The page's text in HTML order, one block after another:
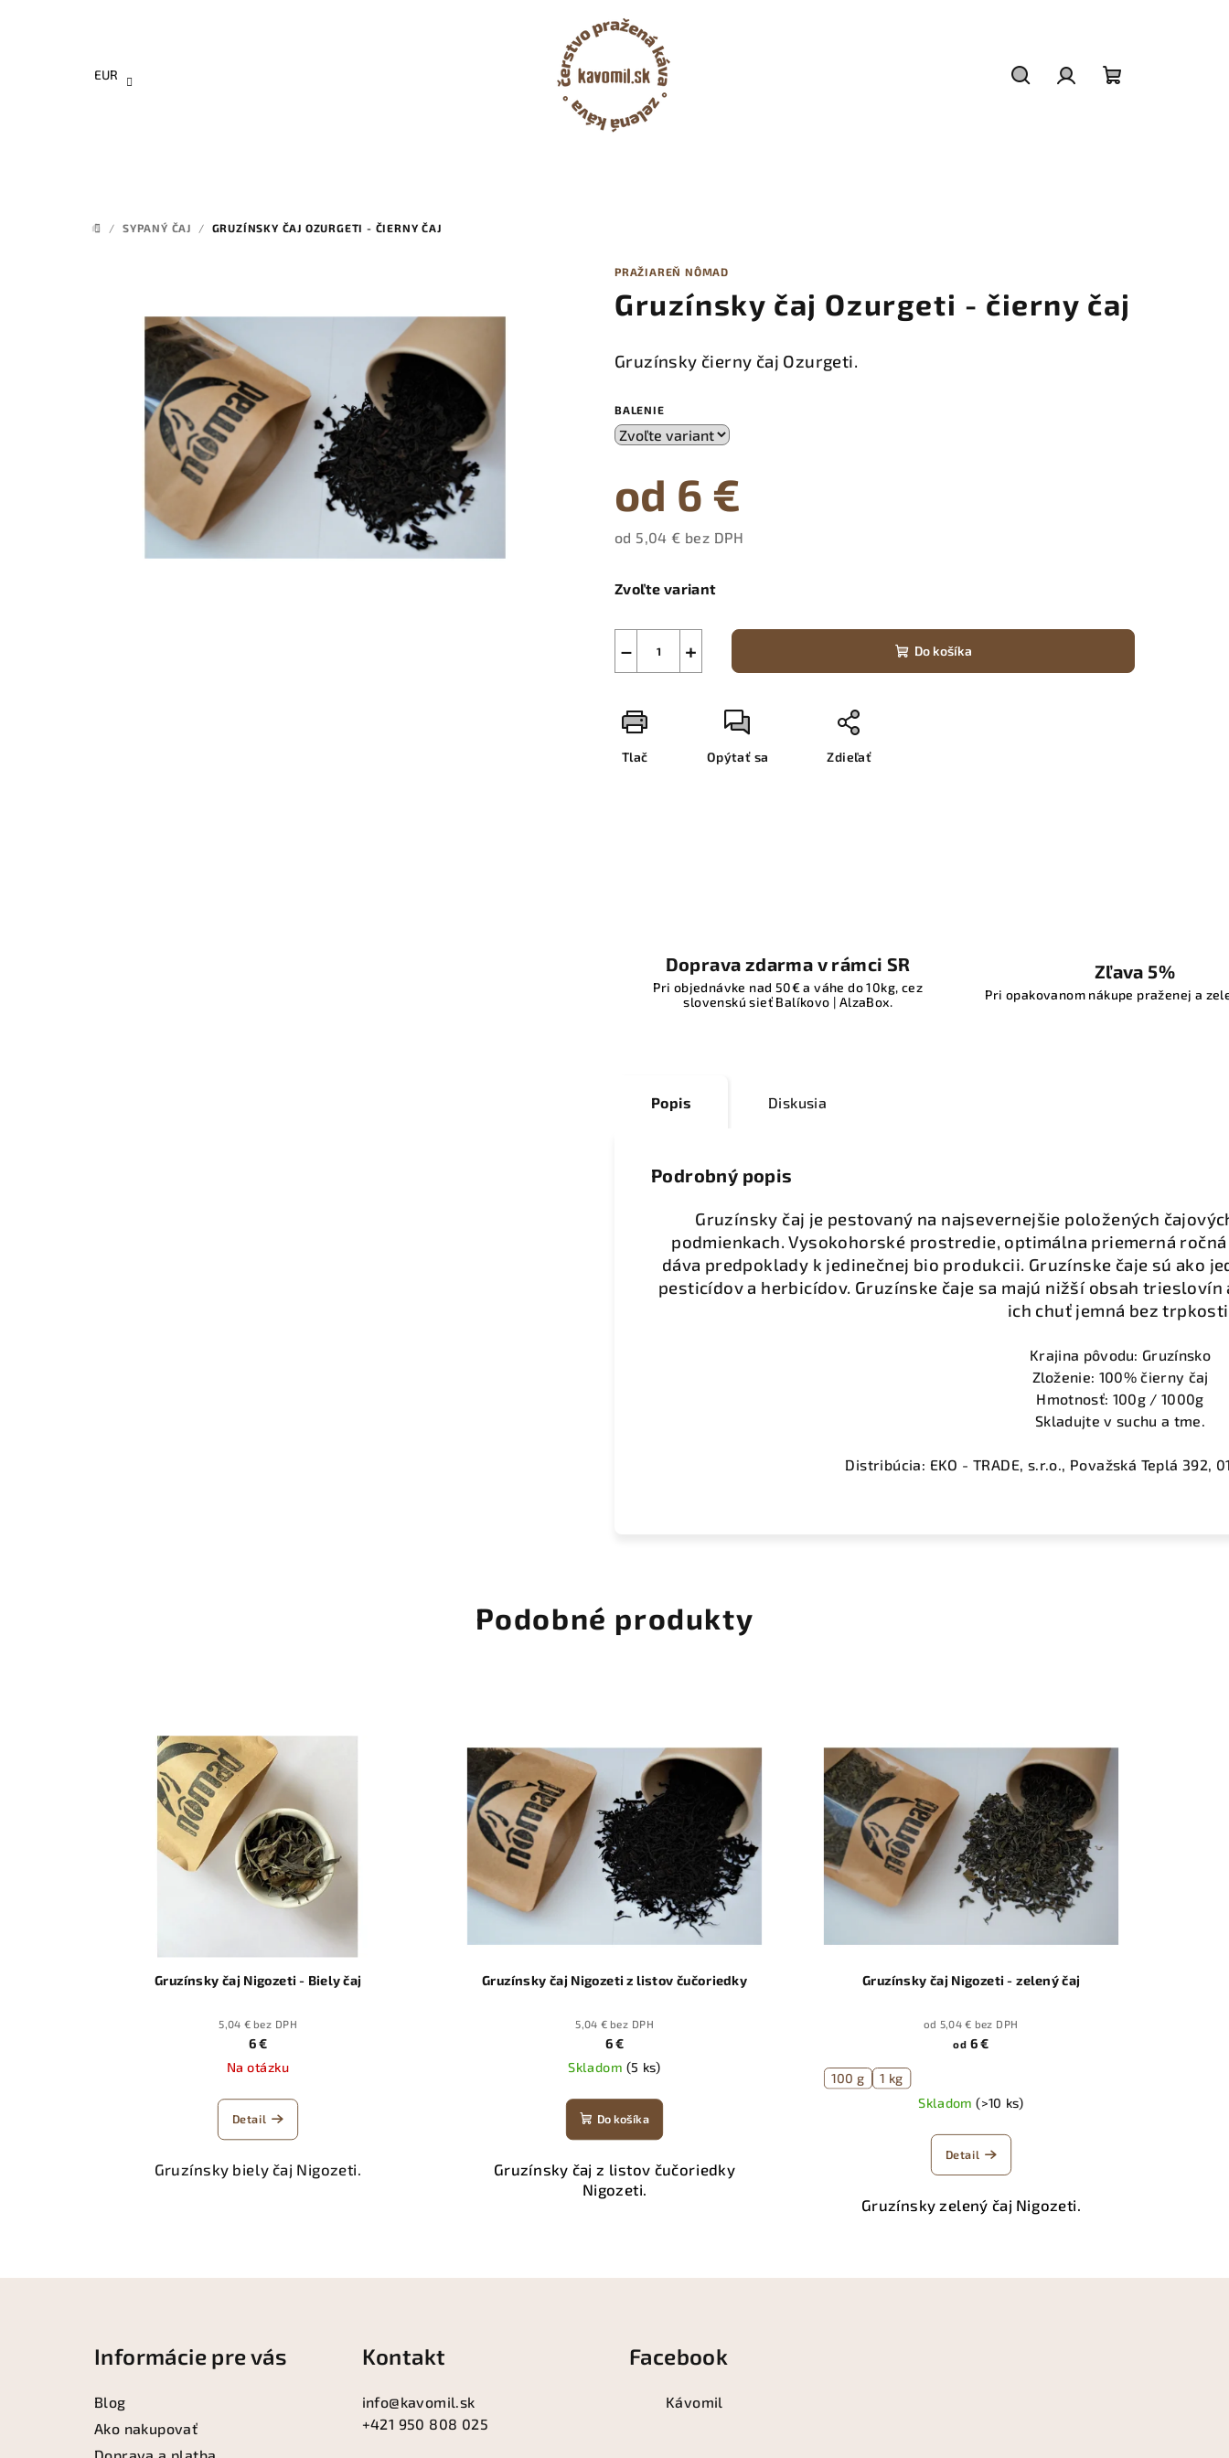
EUR
DOMOV
/ SYPANÝ ČAJ / GRUZÍNSKY ČAJ OZURGETI - ČIERNY ČAJ
PRAŽIAREŇ NÔMAD
Gruzínsky čaj Ozurgeti - čierny čaj
Gruzínsky čierny čaj Ozurgeti.
BALENIE
od 6 €
od 5,04 € bez DPH
cena:
Zvoľte variant
+
− Do košíka
Tlač Opýtať sa Zdieľať
Doprava zdarma v rámci SR
Pri objednávke nad 50€ a váhe do 10kg, cez
slovenskú sieť Balíkovo | AlzaBox.
Zľava 5%
Pri opakovanom nákupe praženej a
Popis Diskusia
Podrobný popis
Gruzínsky čaj je pestovaný na najsevernejšie položených
podmienkach. Vysokohorské prostredie, optimálna priemerná
dáva predpoklady k jedinečnej bio produkcii. Gruzínske čaje sú ako
pesticídov a herbicídov. Gruzínske čaje sa majú nižší obsah
ich chuť jemná bez
Krajina pôvodu: Gruzínsko
Zloženie: 100% čierny čaj
Hmotnosť: 100g / 1000g
Skladujte v suchu a tme.
Distribúcia: EKO - TRADE, s.r.o., Považská Teplá 392,
Podobné produkty
Gruzínsky čaj Nigozeti - Biely čaj
5,04 € bez DPH
6 €
Na otázku
Detail
Gruzínsky biely čaj Nigozeti.
Gruzínsky čaj Nigozeti z listov čučoriedky
5,04 € bez DPH
6 €
Skladom (5 ks)
Do košíka
Gruzínsky čaj z listov čučoriedky
Nigozeti.
Gruzínsky čaj Nigozeti - zelený čaj
od 5,04 € bez DPH
od 6 €
100 g
1 kg
Skladom(>10 ks)
Detail
Gruzínsky zelený čaj Nigozeti.
Informácie pre vás
Blog
Ako nakupovať
Kontakt
info@kavomil.sk
+421 950 808 025
Facebook
Kávomil